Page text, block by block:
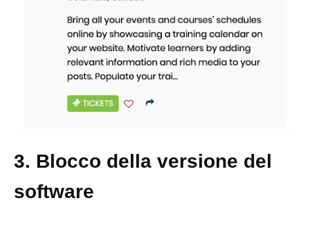
3. Blocco della versione del
software